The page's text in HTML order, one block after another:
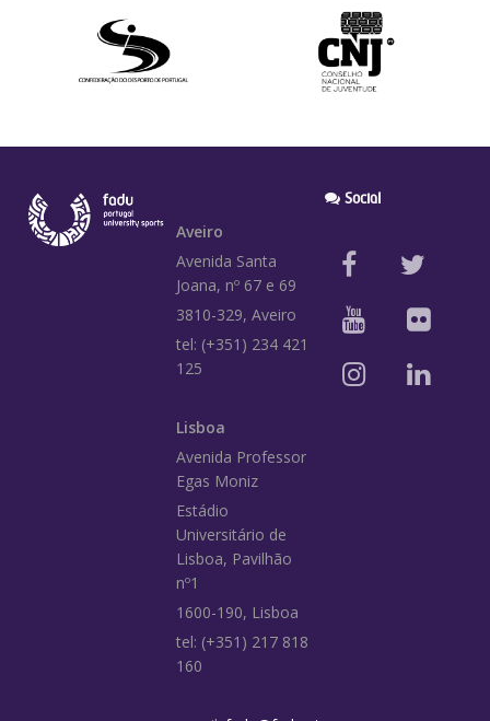
Aveiro
Avenida Santa
Joana, nº 67 e 69
3810-329, Aveiro
tel: (+351) 234 421
125
Lisboa
Avenida Professor
Egas Moniz
Estádio
Universitário de
Lisboa, Pavilhão
nº1
1600-190, Lisboa
tel: (+351) 217 818
160
Social